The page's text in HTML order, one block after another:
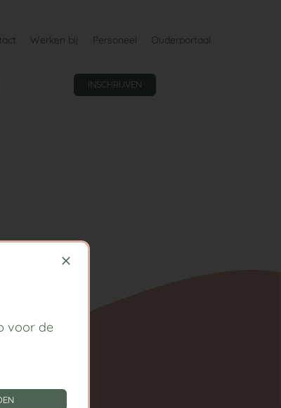
Werken bij Personeel Ouderportaal
INSCHRIJVEN
voor de